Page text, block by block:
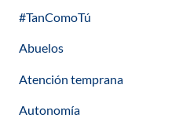
#TanComoTú
Abuelos
Atención temprana
Autonomía